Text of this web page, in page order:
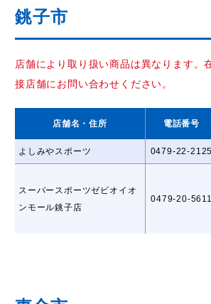
銚子市
店舗により取り扱い商品は異なります。
接店舗にお問い合わせください。
店舗名 ・住所 電話番号
よしみやスポーツ 0479-22-2125
スーパースポーツゼビオイオ
ンモール銚子店
0479-20-5611